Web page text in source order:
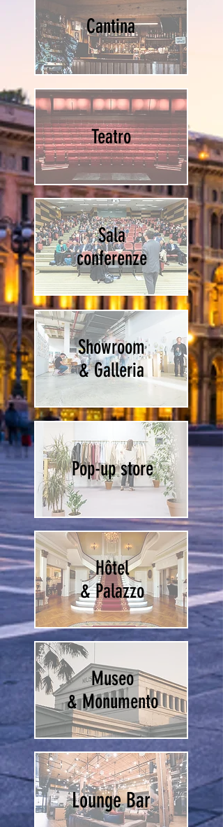
Cantina
Teatro
Sala
conferenze
Showroom
& Galleria
Pop-up store
Hôtel
& Palazzo
Museo
& Monumento
Lounge Bar